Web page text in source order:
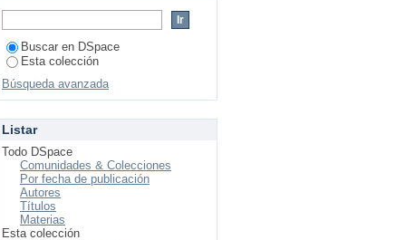
Buscar en DSpace
Esta colección
Búsqueda avanzada
Listar
Todo DSpace
Comunidades & Colecciones
Por fecha de publicación
Autores
Títulos
Materias
Esta colección